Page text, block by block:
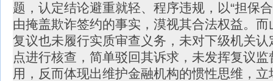
题，认定结论避重就轻、程序违规，以“担保
由掩盖欺诈签约的事实，漠视其合法权益。
复议也未履行实质审查义务，未对下级机关
点进行核查，简单驳回其诉求，未发挥复议
用，反而体现出维护金融机构的惯性思维，